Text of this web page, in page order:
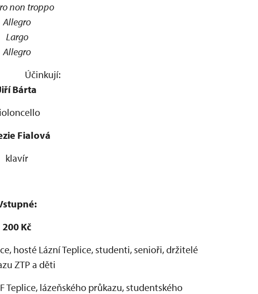
non troppo
Allegro
Largo
Allegro
Bárta
Fialová
klavír
200 Kč
hosté Lázní Teplice, studenti, senioři, držitelé
ZTP a děti
Teplice, lázeňského průkazu, studentského